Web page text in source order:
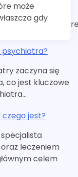
może
gdy
psychiatra?
zaczyna się
co jest kluczowe
jest?
leczeniem
celem